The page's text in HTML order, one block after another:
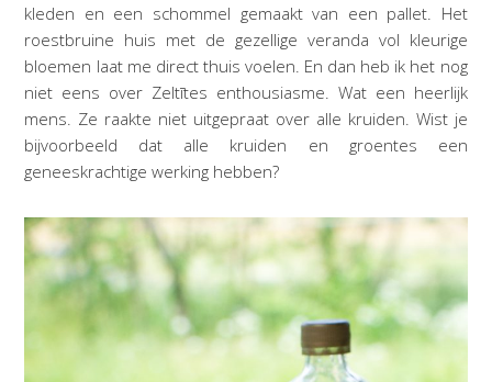
kleden en een schommel gemaakt van een pallet. Het
roestbruine huis met de gezellige veranda vol kleurige
bloemen laat me direct thuis voelen. En dan heb ik het nog
niet eens over Zeltītes enthousiasme. Wat een heerlijk
mens. Ze raakte niet uitgepraat over alle kruiden. Wist je
bijvoorbeeld dat alle kruiden en groentes een
geneeskrachtige werking hebben?